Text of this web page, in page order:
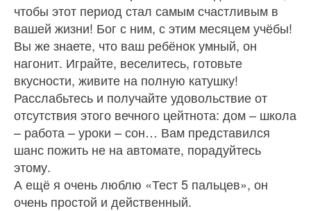
чтобы этот пе­риод стал самым счастливым в
вашей жизни! Бог с ним, с этим месяцем учёбы!
Вы же знаете, что ваш ребёнок умный, он
нагонит. Играйте, веселитесь, готовьте
вкусности, живите на полную катушку!
Расслабьтесь и получайте удовольствие от
отсут­ствия этого вечного цейтнота: дом – школа
– рабо­та – уроки – сон… Вам представился
шанс пожить не на автомате, порадуйтесь
этому.
А ещё я очень люблю «Тест 5 пальцев», он
очень простой и действенный.